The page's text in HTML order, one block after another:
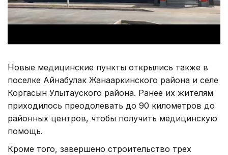
Новые медицинские пункты открылись также в
поселке Айнабулак Жанааркинского района и селе
Коргасын Улытауского района. Ранее их жителям
приходилось преодолевать до 90 километров до
районных центров, чтобы получить медицинскую
помощь.
Кроме того, завершено строительство трех